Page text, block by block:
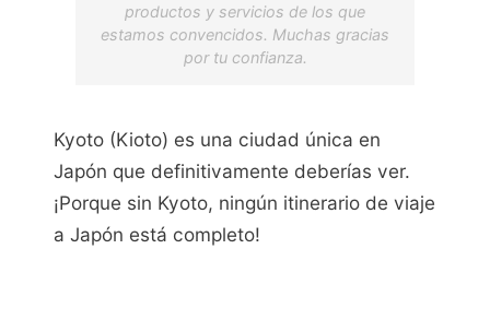
productos y servicios de los que
estamos convencidos. Muchas gracias
por tu confianza.
Kyoto (Kioto) es una ciudad única en
Japón que definitivamente deberías ver.
¡Porque sin Kyoto, ningún itinerario de viaje
a Japón está completo!